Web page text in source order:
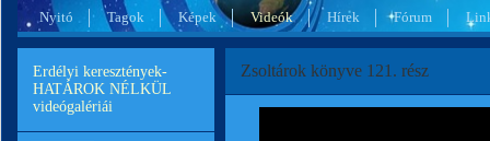
Nyitó Tagok Képek Videók Hírek Fórum
Erdélyi keresztények-
HATÁROK NÉLKÜL
videógalériái
Zsoltárok könyve 121. rész